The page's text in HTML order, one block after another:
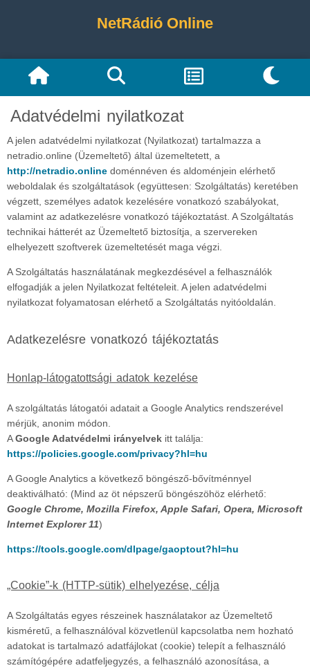
NetRádió Online
Adatvédelmi nyilatkozat
A jelen adatvédelmi nyilatkozat (Nyilatkozat) tartalmazza a
netradio.online (Üzemeltető) által üzemeltetett, a
http://netradio.online doménnéven és aldoménjein elérhető
weboldalak és szolgáltatások (együttesen: Szolgáltatás) keretében
végzett, személyes adatok kezelésére vonatkozó szabályokat,
valamint az adatkezelésre vonatkozó tájékoztatást. A Szolgáltatás
technikai hátterét az Üzemeltető biztosítja, a szervereken
elhelyezett szoftverek üzemeltetését maga végzi.
A Szolgáltatás használatának megkezdésével a felhasználók
elfogadják a jelen Nyilatkozat feltételeit. A jelen adatvédelmi
nyilatkozat folyamatosan elérhető a Szolgáltatás nyitóoldalán.
Adatkezelésre vonatkozó tájékoztatás
Honlap-látogatottsági adatok kezelése
A szolgáltatás látogatói adatait a Google Analytics rendszerével
mérjük, anonim módon.
AGoogle Adatvédelmi irányelvek itt találja:
https://policies.google.com/privacy?hl=hu
A Google Analytics a következő böngésző-bővítménnyel
deaktiválható: (Mind az öt népszerű böngészöhöz elérhető:
Google Chrome, Mozilla Firefox, Apple Safari, Opera, Microsoft
Internet Explorer 11)
https://tools.google.com/dlpage/gaoptout?hl=hu
„Cookie”-k (HTTP-sütik) elhelyezése, célja
A Szolgáltatás egyes részeinek használatakor az Üzemeltető
kisméretű, a felhasználóval közvetlenül kapcsolatba nem hozható
adatokat is tartalmazó adatfájlokat (cookie) telepít a felhasználó
számítógépére adatfeljegyzés, a felhasználó azonosítása, a